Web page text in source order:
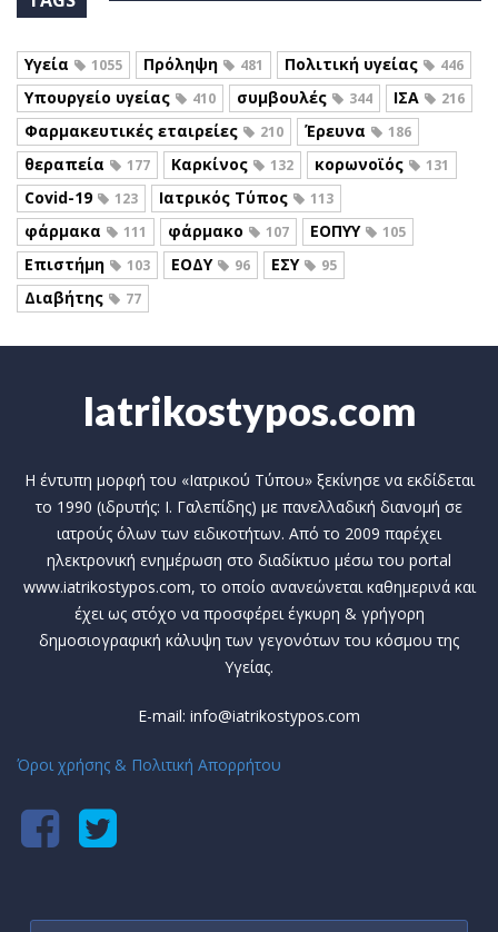
Υγεία 1055 Πρόληψη 481 Πολιτική υγείας 446
Υπουργείο υγείας 410 συμβουλές 344 ΙΣΑ 216
Φαρμακευτικές εταιρείες 210 Έρευνα 186
θεραπεία 177 Καρκίνος 132 κορωνοϊός 131
Covid-19 123 Ιατρικός Τύπος 113
φάρμακα 111 φάρμακο 107 ΕΟΠΥΥ 105
Επιστήμη 103 ΕΟΔΥ 96 ΕΣΥ 95
Διαβήτης 77
Iatrikostypos.com
Η έντυπη μορφή του «Ιατρικού Τύπου» ξεκίνησε να εκδίδεται
το 1990 (ιδρυτής: Ι. Γαλεπίδης) με πανελλαδική διανομή σε
ιατρούς όλων των ειδικοτήτων. Από το 2009 παρέχει
ηλεκτρονική ενημέρωση στο διαδίκτυο μέσω του portal
www.iatrikostypos.com, το οποίο ανανεώνεται καθημερινά και
έχει ως στόχο να προσφέρει έγκυρη & γρήγορη
δημοσιογραφική κάλυψη των γεγονότων του κόσμου της
Υγείας.
E-mail: info@iatrikostypos.com
Όροι χρήσης & Πολιτική Απορρήτου